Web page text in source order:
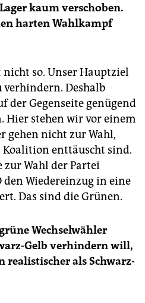
kaum verschoben.
harten Wahlkampf
nicht so. Unser Hauptziel
verhindern. Deshalb
der Gegenseite genügend
Hier stehen wir vor einem
gehen nicht zur Wahl,
Koalition enttäuscht sind.
zur Wahl der Partei
den Wiedereinzug in eine
Das sind die Grünen.
Wechselwähler
Gelb verhindern will,
als Schwarz-